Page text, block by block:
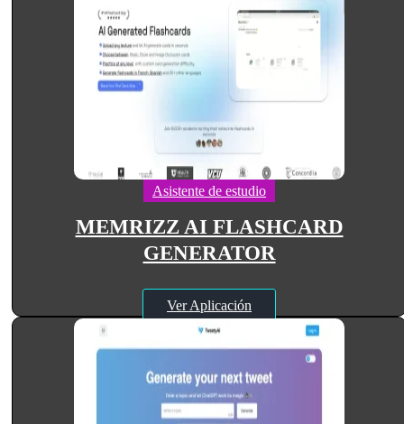
Asistente de estudio
MEMRIZZ AI FLASHCARD
GENERATOR
Ver Aplicación